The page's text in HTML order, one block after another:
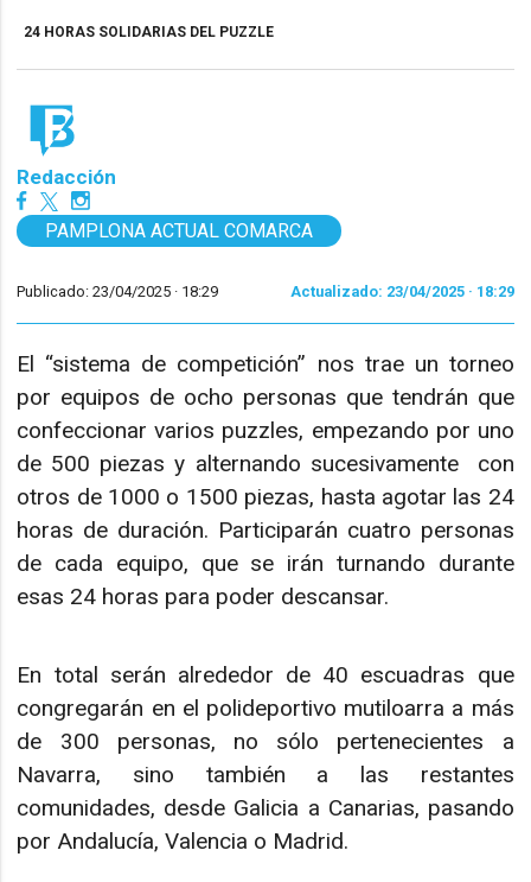
24 HORAS SOLIDARIAS DEL PUZZLE
Redacción
PAMPLONA ACTUAL COMARCA
Publicado: 23/04/2025 · 18:29 Actualizado: 23/04/2025 · 18:29
El “sistema de competición” nos trae un torneo
por equipos de ocho personas que tendrán que
confeccionar varios puzzles, empezando por uno
de 500 piezas y alternando sucesivamente con
otros de 1000 o 1500 piezas, hasta agotar las 24
horas de duración. Participarán cuatro personas
de cada equipo, que se irán turnando durante
esas 24 horas para poder descansar.
En total serán alrededor de 40 escuadras que
congregarán en el polideportivo mutiloarra a más
de 300 personas, no sólo pertenecientes a
Navarra, sino también a las restantes
comunidades, desde Galicia a Canarias, pasando
por Andalucía, Valencia o Madrid.